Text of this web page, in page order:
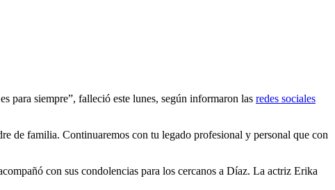
para siempre”, falleció este lunes, según informaron las redes sociales
de familia. Continuaremos con tu legado profesional y personal que con
con sus condolencias para los cercanos a Díaz. La actriz Erika